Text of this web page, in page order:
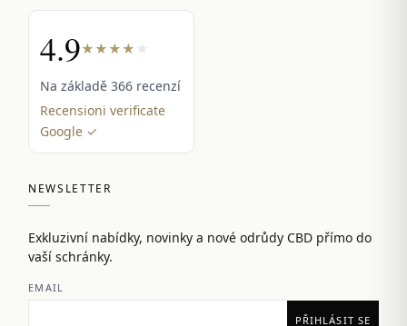
4.9★★★★ ★
Na základě 366 recenzí
Recensioni verificate
Google ✓
NEWSLETTER
Exkluzivní nabídky, novinky a nové odrůdy CBD přímo do
vaší schránky.
EMAIL